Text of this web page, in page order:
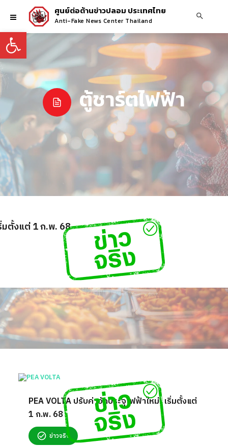
Open toolbar
ศูนย์ต่อต้านข่าวปลอม ประเทศไทย
Anti-Fake News Center Thailand
ตู้ชาร์ตไฟฟ้า
มตั้งแต่ 1 ก.พ. 68
PEA VOLTA ปรับค่าอัดประจุไฟฟ้าใหม่! เริ่มตั้งแต่
1 ก.พ. 68
ข่าวจริง